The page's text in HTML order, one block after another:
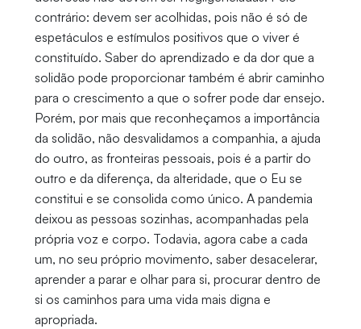
contrário: devem ser acolhidas, pois não é só de
espetáculos e estímulos positivos que o viver é
constituído. Saber do aprendizado e da dor que a
solidão pode proporcionar também é abrir caminho
para o crescimento a que o sofrer pode dar ensejo.
Porém, por mais que reconheçamos a importância
da solidão, não desvalidamos a companhia, a ajuda
do outro, as fronteiras pessoais, pois é a partir do
outro e da diferença, da alteridade, que o Eu se
constitui e se consolida como único. A pandemia
deixou as pessoas sozinhas, acompanhadas pela
própria voz e corpo. Todavia, agora cabe a cada
um, no seu próprio movimento, saber desacelerar,
aprender a parar e olhar para si, procurar dentro de
si os caminhos para uma vida mais digna e
apropriada.